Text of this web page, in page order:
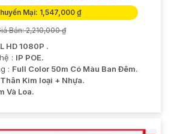
Mại: 1,547,000 ₫
Bán: 2,210,000 ₫
HD 1080P .
: IP POE.
: Full Color 50m Có Màu Ban Ðêm.
Thân Kim loại + Nhựa.
Và Loa.